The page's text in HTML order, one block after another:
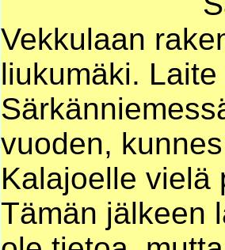
Vekkulaan
liukumäki.
vuoden,
Kalajoelle vielä
Tämän jälkeen